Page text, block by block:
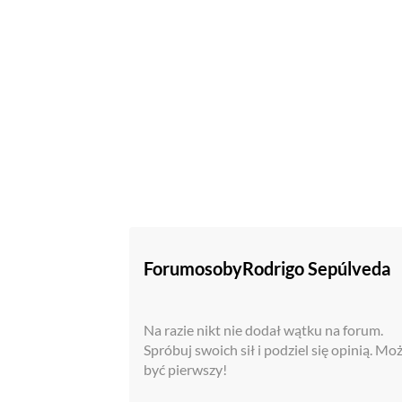
ForumosobyRodrigo Sepúlveda
Na razie nikt nie dodał wątku na forum.
Spróbuj swoich sił i podziel się opinią.
być pierwszy!